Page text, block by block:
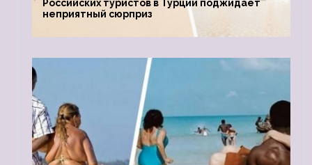
Российских туристов в Турции поджидает
неприятный сюрприз